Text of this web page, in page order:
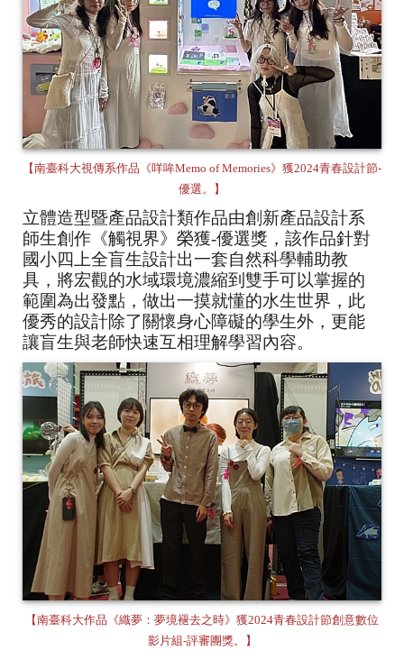
【南臺科大視傳系作品《咩哞Memo of Memories》獲2024青春設計節-
優選。】
立體造型暨產品設計類作品由創新產品設計系
師生創作《觸視界》榮獲-優選獎，該作品針對
國小四上全盲生設計出一套自然科學輔助教
具，將宏觀的水域環境濃縮到雙手可以掌握的
範圍為出發點，做出一摸就懂的水生世界，此
優秀的設計除了關懷身心障礙的學生外，更能
讓盲生與老師快速互相理解學習內容。
【南臺科大作品《織夢：夢境褪去之時》獲2024青春設計節創意數位
影片組-評審團獎。】